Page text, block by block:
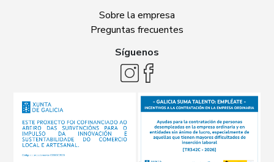
Sobre la empresa
Preguntas frecuentes
Síguenos